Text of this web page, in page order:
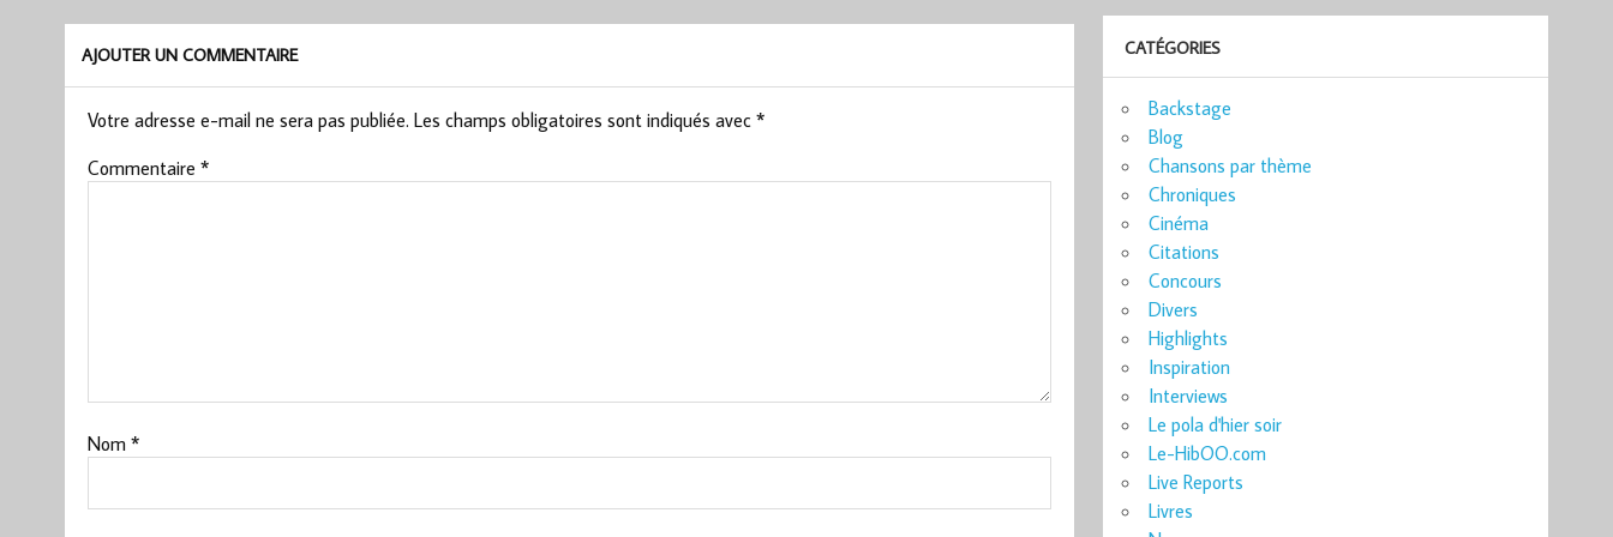
AJOUTER UN COMMENTAIRE
Votre adresse e-mail ne sera pas publiée. Les champs obligatoires sont indiqués avec *
Commentaire *
Nom *
CATÉGORIES
Backstage
Blog
Chansons par thème
Chroniques
Cinéma
Citations
Concours
Divers
Highlights
Inspiration
Interviews
Le pola d'hier soir
Le-HibOO.com
Live Reports
Livres